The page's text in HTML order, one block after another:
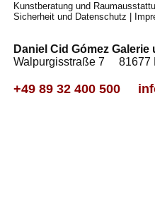
Kunstberatung und
Sicherheit und Datenschutz
Daniel Cid Gómez
Walpurgisstraße 7
+49 89 32 400 500